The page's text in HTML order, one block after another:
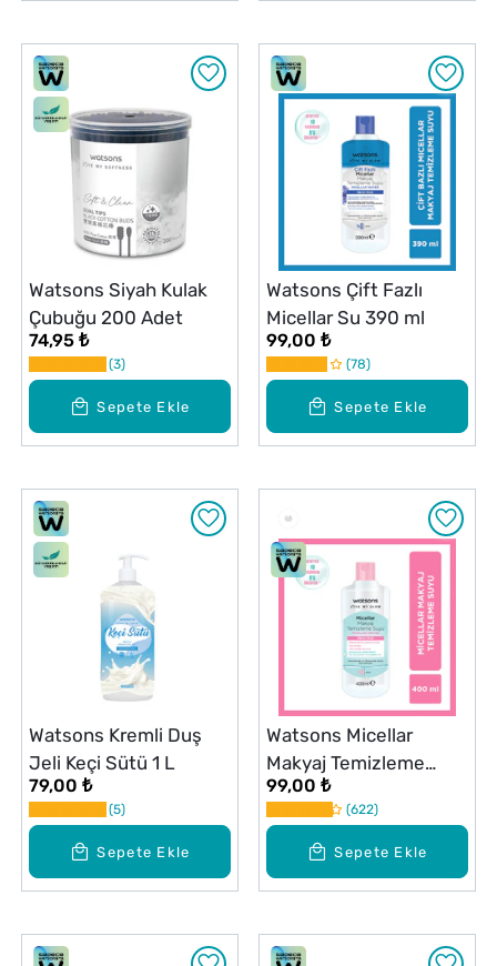
Sepete Ekle
Watsons Siyah Kulak
Çubuğu 200 Adet
74,95 ₺
3
Sepete Ekle
Watsons Çift Fazlı
Micellar Su 390 ml
99,00 ₺
78
Sepete Ekle
Watsons Kremli Duş
Jeli Keçi Sütü 1 L
79,00 ₺
5
Sepete Ekle
Watsons Micellar
Makyaj Temizleme
Suyu 400 ml
99,00 ₺
622